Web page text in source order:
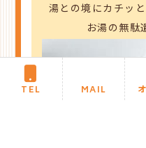
湯との境にカチッ
お湯の無駄
TEL MAIL